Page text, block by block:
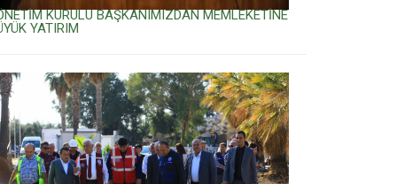
KURULU BAŞKANIMIZDAN MEMLEKETİNE
YATIRIM